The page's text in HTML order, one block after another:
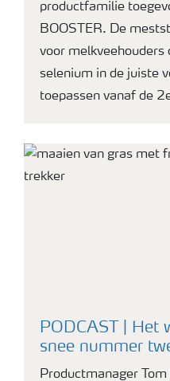
productfamilie
BOOSTER. De
voor melkveehouders
selenium in de juiste
toepassen vanaf de
PODCAST | Het
snee nummer
Productmanager